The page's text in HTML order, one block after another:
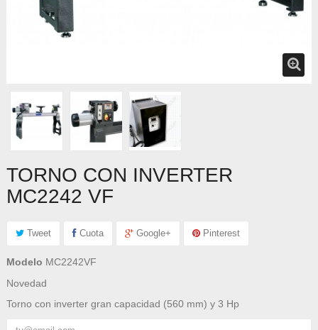
TORNO CON INVERTER
MC2242 VF
Tweet Cuota Google+ Pinterest
Modelo MC2242VF
Novedad
Torno con inverter gran capacidad (560 mm) y 3 Hp